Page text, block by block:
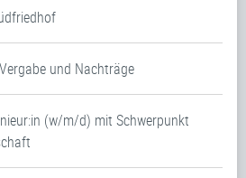
und Nachträge
(w/m/d) mit Schwerpunkt